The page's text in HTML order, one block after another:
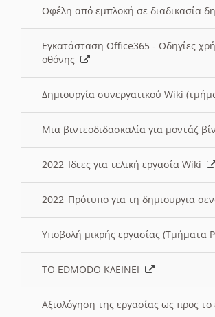
Οφέλη από εμπλοκή σε διαδικασία
Εγκατάσταση Office365 - Οδηγίες
οθόνης
Δημιουργία συνεργατικού Wiki
Μια βιντεοδιδασκαλία για μοντάζ
2022_Ιδεες για τελική εργασία Wiki
2022_Πρότυπο για τη δημιουργια
Υποβολή μικρής εργασίας (Τμήματα
ΤΟ EDMODO ΚΛΕΙΝΕΙ
Αξιολόγηση της εργασίας ως προς